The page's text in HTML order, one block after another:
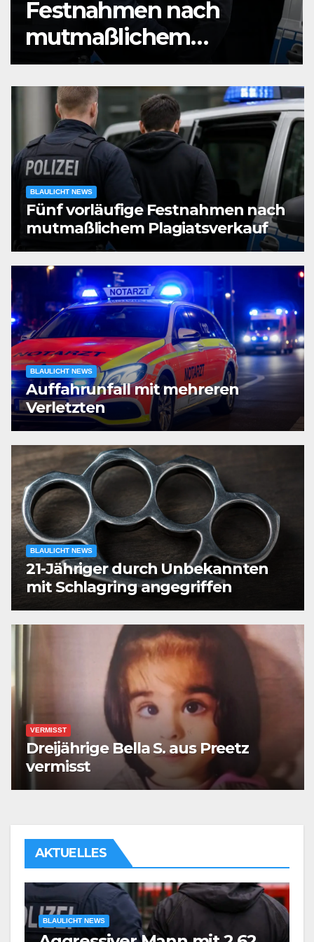
Festnahmen nach
mutmaßlichem
Plagiatsverkauf
BLAULICHT NEWS
Fünf vorläufige Festnahmen nach
mutmaßlichem Plagiatsverkauf
BLAULICHT NEWS
Auffahrunfall mit mehreren
Verletzten
BLAULICHT NEWS
21-Jähriger durch Unbekannten
mit Schlagring angegriffen
VERMISST
Dreijährige Bella S. aus Preetz
vermisst
AKTUELLES
BLAULICHT NEWS